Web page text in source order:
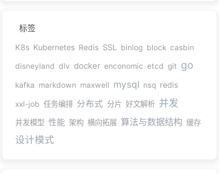
标签
K8s Kubernetes Redis SSL binlog block casbin
disneyland dlv docker enconomic etcd git go
kafka markdown maxwell mysql nsq redis
xxl-job 任务编排 分布式 分片 好文解析 并发
并发模型 性能 架构 横向拓展 算法与数据结构 缓存
设计模式